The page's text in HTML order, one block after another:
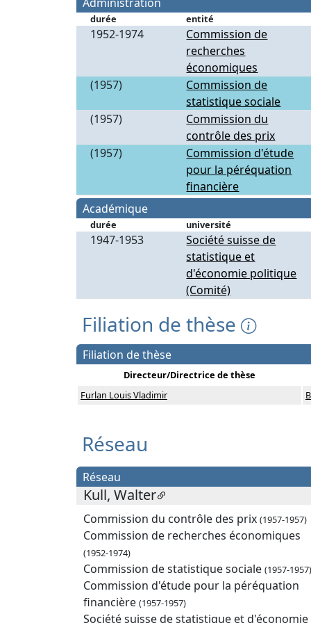
durée entité
1952-1974
Commission de
recherches
économiques
(1957)
Commission de
statistique sociale
(1957)
Commission du
contrôle des prix
(1957)
Commission d'étude
pour la péréquation
financière
Académique
durée université
1947-1953
Société suisse de
statistique et
d'économie politique
(Comité)
Filiation de thèse
Filiation de thèse
Directeur/Directrice de thèse
Furlan Louis Vladimir
Réseau
Réseau
Kull, Walter
Commission du contrôle des prix (1957-1957)
Commission de recherches économiques
(1952-1974)
Commission de statistique sociale (1957-1957)
Commission d'étude pour la péréquation
financière (1957-1957)
Société suisse de statistique et d'économie